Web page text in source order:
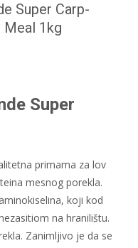
Super Carp-
Meal 1kg
Super
primama za lov
mesnog porekla.
koji kod
na hranilištu.
Zanimljivo je da se